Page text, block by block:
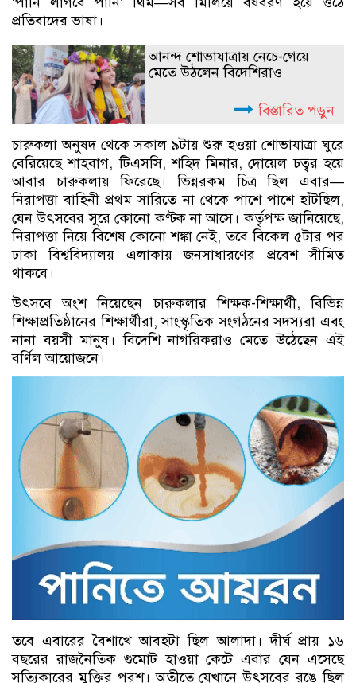
প্রতিবাদের ভাষা।
আনন্দ শোভাযাত্রায় নেচে-গেয়ে
মেতে উঠলেন বিদেশিরাও
বিস্তারিত পড়ুন
চারুকলা অনুষদ থেকে সকাল ৯টায় শুরু হওয়া শোভাযাত্রা ঘুরে
বেরিয়েছে শাহবাগ, টিএসসি, শহিদ মিনার, দোয়েল চত্বর হয়ে
আবার চারুকলায় ফিরেছে। ভিন্নরকম চিত্র ছিল এবার—
নিরাপত্তা বাহিনী প্রথম সারিতে না থেকে পাশে পাশে হাঁটছিল,
যেন উৎসবের সুরে কোনো কণ্টক না আসে। কর্তৃপক্ষ জানিয়েছে,
নিরাপত্তা নিয়ে বিশেষ কোনো শঙ্কা নেই, তবে বিকেল ৫টার পর
ঢাকা বিশ্ববিদ্যালয় এলাকায় জনসাধারণের প্রবেশ সীমিত
থাকবে।
উৎসবে অংশ নিয়েছেন চারুকলার শিক্ষক-শিক্ষার্থী, বিভিন্ন
শিক্ষাপ্রতিষ্ঠানের শিক্ষার্থীরা, সাংস্কৃতিক সংগঠনের সদস্যরা এবং
নানা বয়সী মানুষ। বিদেশি নাগরিকরাও মেতে উঠেছেন এই
বর্ণিল আয়োজনে।
তবে এবারের বৈশাখে আবহটা ছিল আলাদা। দীর্ঘ প্রায় ১৬
বছরের রাজনৈতিক গুমোট হাওয়া কেটে এবার যেন এসেছে
সত্যিকারের মুক্তির পরশ। অতীতে যেখানে উৎসবের রঙে ছিল